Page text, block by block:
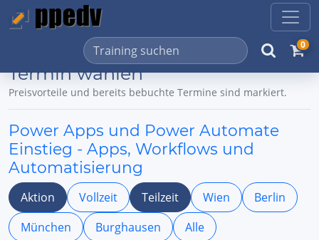
0
Termin wählen
Preisvorteile und bereits bebuchte Termine sind markiert.
Power Apps und Power Automate
Einstieg - Apps, Workflows und
Automatisierung
Aktion Vollzeit Teilzeit Wien
Berlin
München
Burghausen Alle